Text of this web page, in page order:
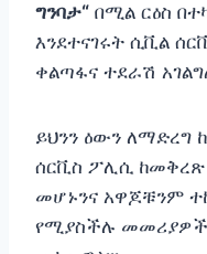
ግንባታ“ በሚል ርዕስ
እንደተናገሩት ሲቪል
ቀልጣፋና ተደራሽ
ይህንን ዕውን ለማድረግ
ሰርቪስ ፖሊሲ ከመቅረጽ
መሆኑንና አዋጆቹንም
የሚያስችሉ